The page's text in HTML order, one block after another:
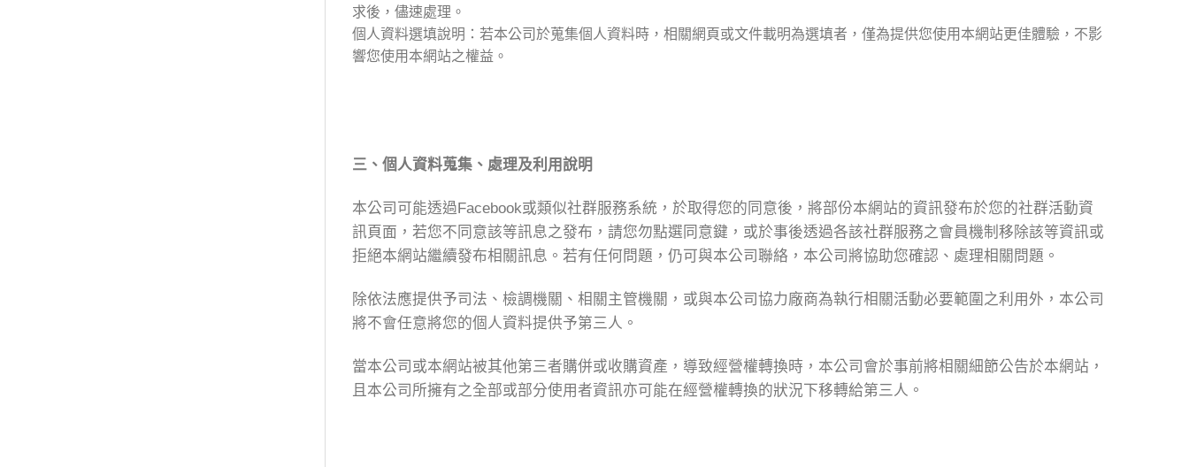
求後，儘速處理。
個人資料選填說明：若本公司於蒐集個人資料時，相關網頁或文件載明為選填者，僅為提供您使用本網站更佳體驗，不影
響您使用本網站之權益。
三、個人資料蒐集、處理及利用說明
本公司可能透過Facebook或類似社群服務系統，於取得您的同意後，將部份本網站的資訊發布於您的社群活動資
訊頁面，若您不同意該等訊息之發布，請您勿點選同意鍵，或於事後透過各該社群服務之會員機制移除該等資訊或
拒絕本網站繼續發布相關訊息。若有任何問題，仍可與本公司聯絡，本公司將協助您確認、處理相關問題。
除依法應提供予司法、檢調機關、相關主管機關，或與本公司協力廠商為執行相關活動必要範圍之利用外，本公司
將不會任意將您的個人資料提供予第三人。
當本公司或本網站被其他第三者購併或收購資產，導致經營權轉換時，本公司會於事前將相關細節公告於本網站，
且本公司所擁有之全部或部分使用者資訊亦可能在經營權轉換的狀況下移轉給第三人。